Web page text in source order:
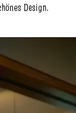
Design.